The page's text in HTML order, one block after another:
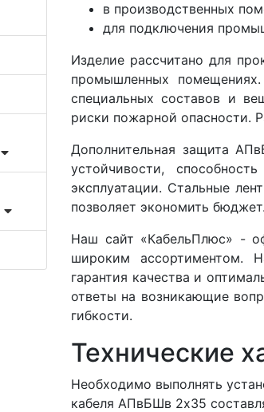
в производственных
для подключения
Изделие рассчитано для
промышленных
специальных составов и
риски пожарной опасности.
Дополнительная защита
устойчивости,
эксплуатации. Стальные
позволяет экономить бюджет.
Наш сайт «КабельПлюс» -
широким ассортиментом.
гарантия качества и
ответы на возникающие
гибкости.
Технические
Необходимо выполнять
кабеля АПвБШв 2x35